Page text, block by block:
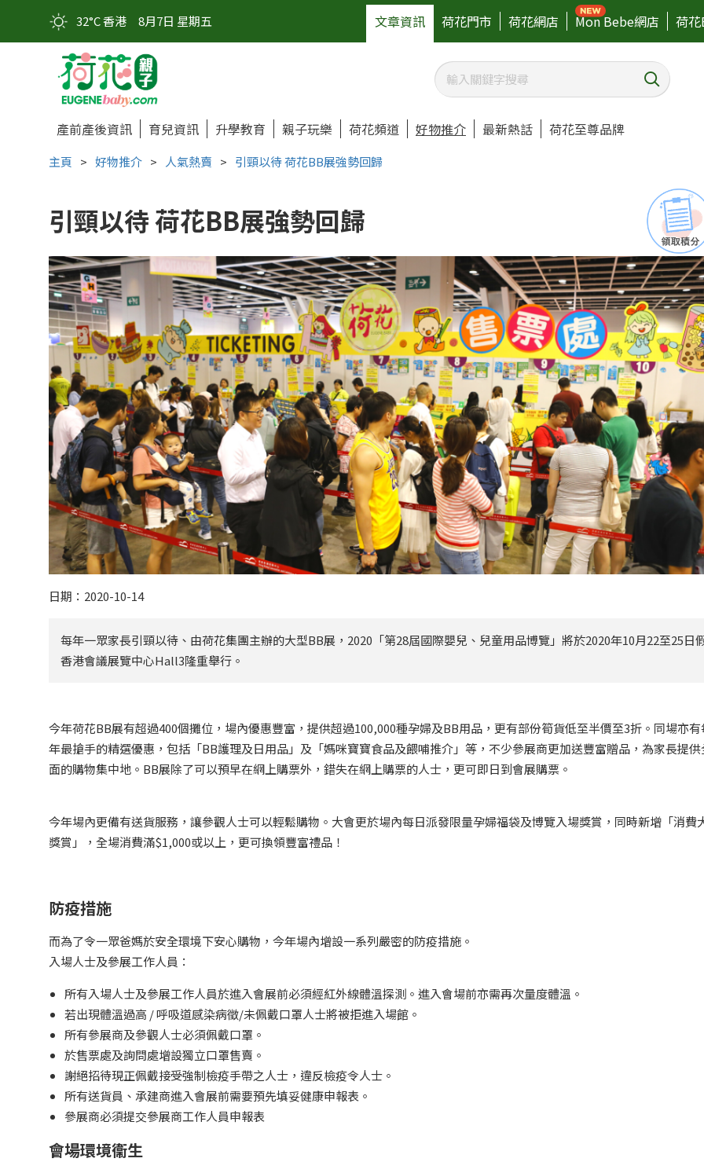
32°C 香港 8月7日 星期五 文章資訊 荷花門市 荷花網店 Mon Bebe網店 荷
產前產後資訊 育兒資訊 升學教育 親子玩樂 荷花頻道 好物推介 最新熱話 荷花至尊品牌
主頁 > 好物推介 > 人氣熱賣 > 引頸以待 荷花BB展強勢回歸
引頸以待 荷花BB展強勢回歸
日期：2020-10-14
每年一眾家長引頸以待、由荷花集團主辦的大型BB展，2020「第28屆國際嬰兒、兒童用品博覽」將於2020年10月22至25日
香港會議展覽中心Hall3隆重舉行。
今年荷花BB展有超過400個攤位，場內優惠豐富，提供超過100,000種孕婦及BB用品，更有部份筍貨低至半價至3折。同場亦有
年最搶手的精選優惠，包括「BB護理及日用品」及「媽咪寶寶食品及餵哺推介」等，不少參展商更加送豐富贈品，為家長提供
面的購物集中地。BB展除了可以預早在網上購票外，錯失在網上購票的人士，更可即日到會展購票。
今年場內更備有送貨服務，讓參觀人士可以輕鬆購物。大會更於場內每日派發限量孕婦福袋及博覽入場獎賞，同時新增「消費
獎賞」，全場消費滿$1,000或以上，更可換領豐富禮品！
防疫措施
而為了令一眾爸媽於安全環境下安心購物，今年場內增設一系列嚴密的防疫措施。
入場人士及參展工作人員：
所有入場人士及參展工作人員於進入會展前必須經紅外線體溫探測。進入會場前亦需再次量度體溫。
若出現體溫過高 / 呼吸道感染病徵/未佩戴口罩人士將被拒進入場館。
所有參展商及參觀人士必須佩戴口罩。
於售票處及詢問處增設獨立口罩售賣。
謝絕招待現正佩戴接受強制檢疫手帶之人士，違反檢疫令人士。
所有送貨員、承建商進入會展前需要預先填妥健康申報表。
參展商必須提交參展商工作人員申報表
會場環境衞生